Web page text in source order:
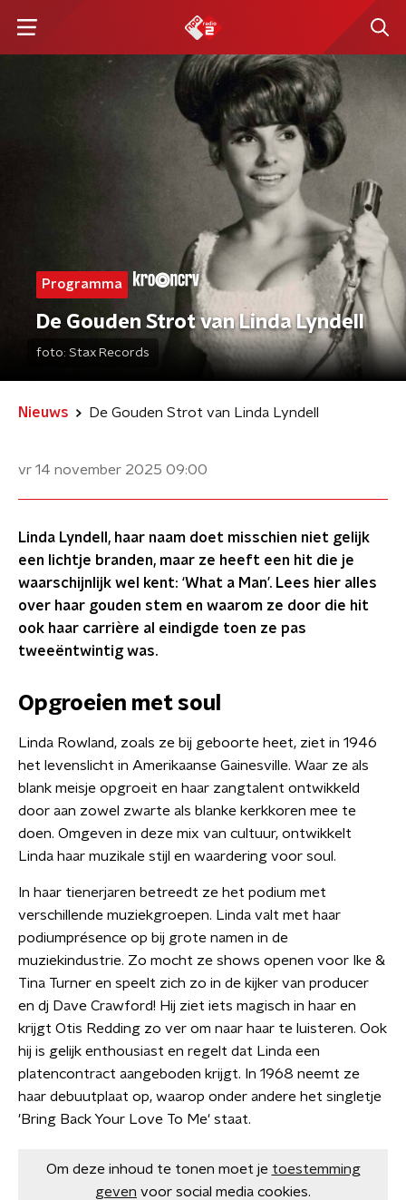
Programma
De Gouden Strot van Linda Lyndell
foto: Stax Records
Nieuws De Gouden Strot van Linda Lyndell
vr 14 november 2025 09:00
Linda Lyndell, haar naam doet misschien niet gelijk
een lichtje branden, maar ze heeft een hit die je
waarschijnlijk wel kent: ‘What a Man’. Lees hier alles
over haar gouden stem en waarom ze door die hit
ook haar carrière al eindigde toen ze pas
tweeëntwintig was.
Opgroeien met soul
Linda Rowland, zoals ze bij geboorte heet, ziet in 1946
het levenslicht in Amerikaanse Gainesville. Waar ze als
blank meisje opgroeit en haar zangtalent ontwikkeld
door aan zowel zwarte als blanke kerkkoren mee te
doen. Omgeven in deze mix van cultuur, ontwikkelt
Linda haar muzikale stijl en waardering voor soul.
In haar tienerjaren betreedt ze het podium met
verschillende muziekgroepen. Linda valt met haar
podiumprésence op bij grote namen in de
muziekindustrie. Zo mocht ze shows openen voor Ike &
Tina Turner en speelt zich zo in de kijker van producer
en dj Dave Crawford! Hij ziet iets magisch in haar en
krijgt Otis Redding zo ver om naar haar te luisteren. Ook
hij is gelijk enthousiast en regelt dat Linda een
platencontract aangeboden krijgt. In 1968 neemt ze
haar debuutplaat op, waarop onder andere het singletje
'Bring Back Your Love To Me' staat.
Om deze inhoud te tonen moet je toestemming
geven voor social media cookies.